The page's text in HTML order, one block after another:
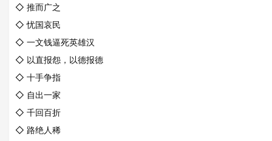
◇ 推而广之
◇忧国哀民
◇ 一文钱逼死英雄汉
◇ 以直报怨，以德报德
◇ 十手争指
◇ 自出一家
◇ 千回百折
◇ 路绝人稀